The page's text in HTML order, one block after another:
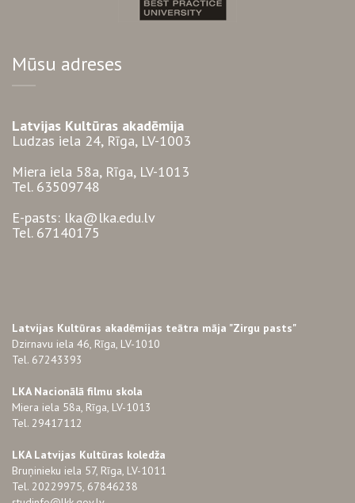
Mūsu adreses
Latvijas Kultūras akadēmija
Ludzas iela 24, Rīga, LV-1003
Miera iela 58a, Rīga, LV-1013
Tel. 63509748
E-pasts: lka@lka.edu.lv
Tel. 67140175
Latvijas Kultūras akadēmijas teātra māja "Zirgu pasts"
Dzirnavu iela 46, Rīga, LV-1010
Tel. 67243393
LKA Nacionālā filmu skola
Miera iela 58a, Rīga, LV-1013
Tel. 29417112
LKA Latvijas Kultūras koledža
Bruņinieku iela 57, Rīga, LV-1011
Tel. 20229975, 67846238